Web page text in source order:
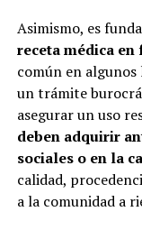
Asimismo, es
receta médica en
común en algunos
un trámite
asegurar un uso
deben adquirir
sociales o en la
calidad,
a la comunidad a